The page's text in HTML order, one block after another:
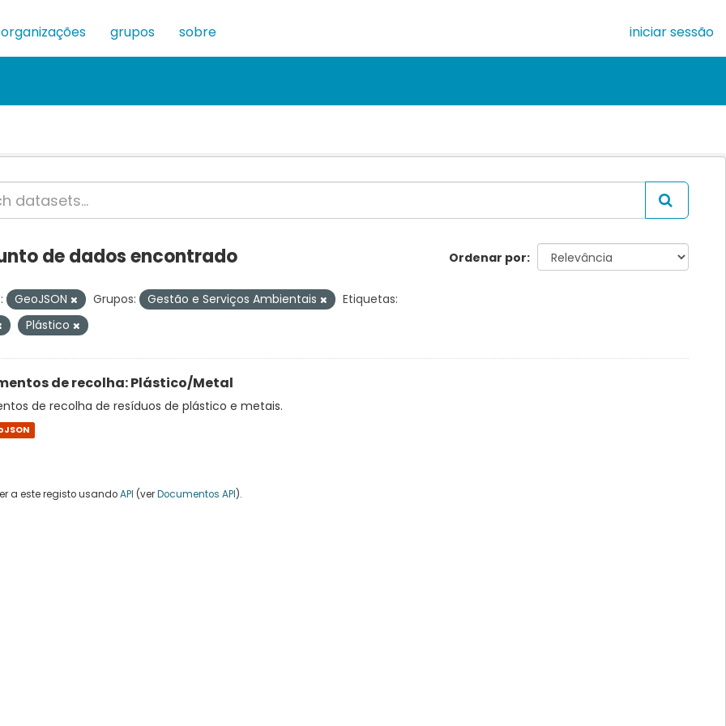
organizações grupos sobre iniciar sessão
Ordenar por
de dados encontrado
GeoJSON Grupos: Gestão e Serviços Ambientais
Etiquetas:
Plástico
de recolha: Plástico/Metal
de recolha de resíduos de plástico e metais.
a este registo usandoAPI (verDocumentos API).